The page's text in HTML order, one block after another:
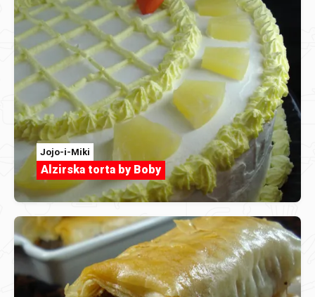
Jojo-i-Miki
Alzirska torta by Boby